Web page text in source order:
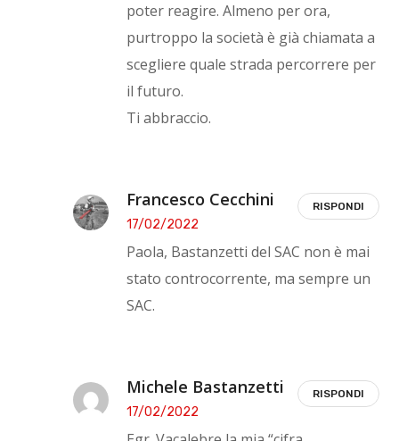
poter reagire. Almeno per ora,
purtroppo la società è già chiamata a
scegliere quale strada percorrere per
il futuro.
Ti abbraccio.
Francesco Cecchini
17/02/2022
Paola, Bastanzetti del SAC non è mai
stato controcorrente, ma sempre un
SAC.
RISPONDI
Michele Bastanzetti
17/02/2022
RISPONDI